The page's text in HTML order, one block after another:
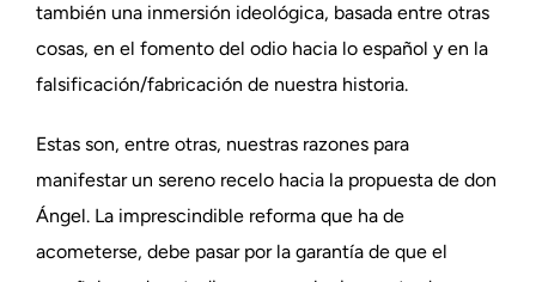
también una inmersión ideológica, basada entre otras
cosas, en el fomento del odio hacia lo español y en la
falsificación/fabricación de nuestra historia.
Estas son, entre otras, nuestras razones para
manifestar un sereno recelo hacia la propuesta de don
Ángel. La imprescindible reforma que ha de
acometerse, debe pasar por la garantía de que el